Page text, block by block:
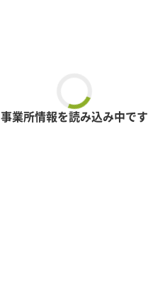
事業所情報を読み込み中です